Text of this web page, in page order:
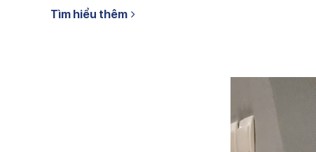
Tìm hiểu thêm